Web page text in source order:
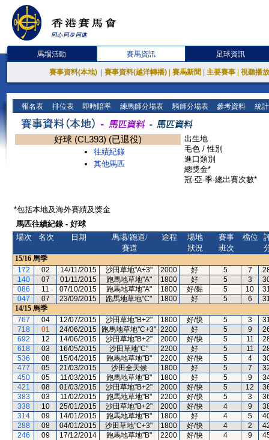
馬場活動 賽馬資訊 足球資訊
賽事資料(本地) 賽事資料(越洋轉播) 賽馬新聞 主要賽事 視聽播
報名表 排位表 即時賠率 練馬師分場表 騎師分場表 參考資料 統
好球 (CL393) (已退役)
往績紀錄
其他馬匹
出生地
毛色 / 性別
進口類別
總獎金*
冠-亞-季-總出賽次數*
*包括本地及海外賽績及獎金
馬匹往績紀錄 - 好球
場次
名次 日期
馬場/跑道/
賽道
途程
場地
狀況
賽事
班次
檔位
15/16 馬季
172
02 14/11/2015 沙田草地"A+3" 2000 好 5 7
140
07 01/11/2015 跑馬地草地"A" 1800 好 5 3
086
11 07/10/2015 跑馬地草地"A" 1800 好/黏 5 10
047
07 23/09/2015 跑馬地草地"C" 1800 好 5 6
14/15 馬季
767
04 12/07/2015 沙田草地"B+2" 1800 好/快 5 3
718
01 24/06/2015 跑馬地草地"C+3" 2200 好 5 9
692
12 14/06/2015 沙田草地"B+2" 2000 好/快 5 11
618
03 16/05/2015 沙田草地"C" 2200 好 5 11
536
08 15/04/2015 跑馬地草地"B" 2200 好/快 5 4
477
05 21/03/2015 沙田全天候 1800 好 5 7
450
05 11/03/2015 跑馬地草地"B" 1800 好 5 9
421
08 01/03/2015 沙田草地"B+2" 2000 好/快 5 12
383
03 11/02/2015 跑馬地草地"B" 2200 好/快 5 3
338
10 25/01/2015 沙田草地"B+2" 2000 好/快 4 9
314
09 14/01/2015 跑馬地草地"B" 1800 好 4 5
288
08 04/01/2015 沙田草地"C+3" 1800 好/快 4 2
246
09 17/12/2014 跑馬地草地"B" 2200 好/快 4 9